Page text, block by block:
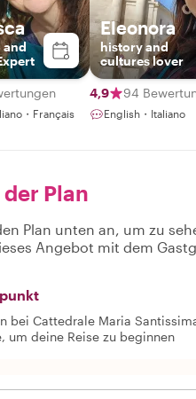
and
・Français
Eleonora
history and
cultures lover
4,9 94
English・Italiano
der Plan
Plan unten an, um zu
Angebot mit dem
bei Cattedrale Maria
um deine Reise zu beginnen